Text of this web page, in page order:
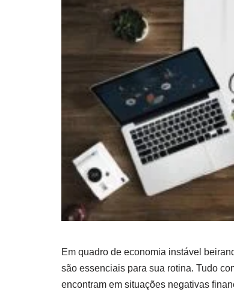
Em quadro de economia instável
são essenciais para sua rotina. Tudo
encontram em situações negativas